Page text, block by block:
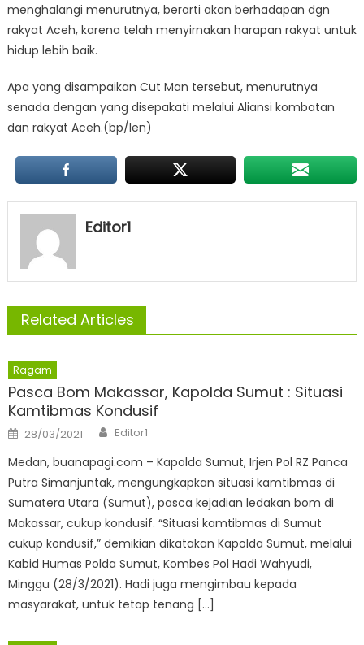
menghalangi menurutnya, berarti akan berhadapan dgn
rakyat Aceh, karena telah menyirnakan harapan rakyat untuk
hidup lebih baik.
Apa yang disampaikan Cut Man tersebut, menurutnya
senada dengan yang disepakati melalui Aliansi kombatan
dan rakyat Aceh.(bp/len)
Editor1
Related Articles
Ragam
Pasca Bom Makassar, Kapolda Sumut : Situasi
Kamtibmas Kondusif
Posted
on
28/03/2021 Author
Editor1
Medan, buanapagi.com – Kapolda Sumut, Irjen Pol RZ Panca
Putra Simanjuntak, mengungkapkan situasi kamtibmas di
Sumatera Utara (Sumut), pasca kejadian ledakan bom di
Makassar, cukup kondusif. “Situasi kamtibmas di Sumut
cukup kondusif,” demikian dikatakan Kapolda Sumut, melalui
Kabid Humas Polda Sumut, Kombes Pol Hadi Wahyudi,
Minggu (28/3/2021). Hadi juga mengimbau kepada
masyarakat, untuk tetap tenang […]